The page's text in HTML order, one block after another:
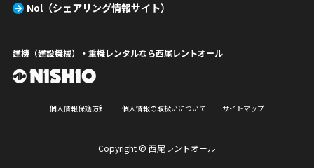
Nol（シェアリング情報サイト）
建機（建設機械）・重機レンタルなら西尾レントオール
個人情報保護方針 個人情報の取扱いについて サイトマップ
Copyright © 西尾レントオール